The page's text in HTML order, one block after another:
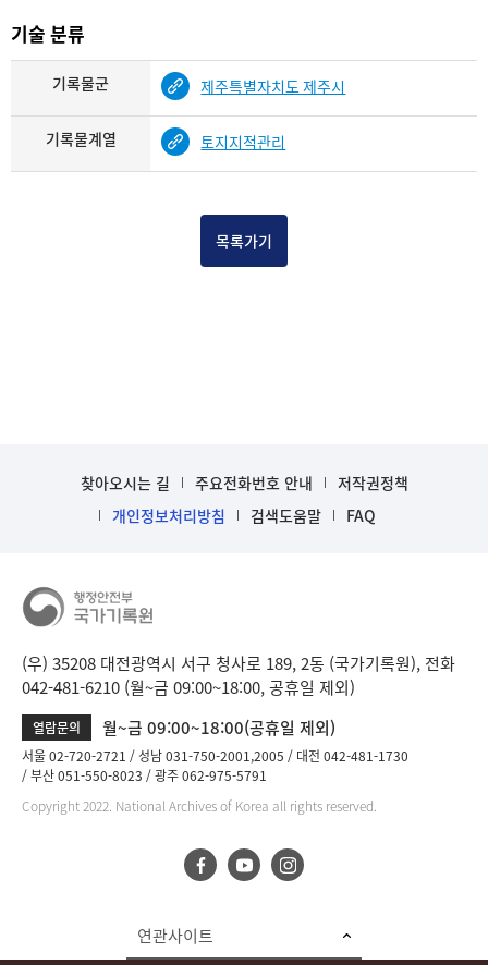
기술 분류
기록물군 제주특별자치도 제주시
기록물계열 토지지적관리
목록가기
찾아오시는 길 주요전화번호 안내
저작권정책
개인정보처리방침
검색도움말 FAQ
(우) 35208 대전광역시 서구 청사로 189, 2동 (국가기록원), 전화
042-481-6210 (월~금 09:00~18:00, 공휴일 제외)
열람문의 월~금 09:00~18:00(공휴일 제외)
서울 02-720-2721 성남 031-750-2001,2005
대전 042-481-1730
부산 051-550-8023
광주 062-975-5791
Copyright 2022. National Archives of Korea all rights reserved.
연관사이트